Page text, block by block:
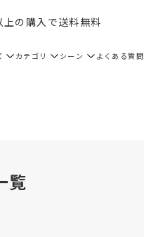
の購入で送料無料
カテゴリ シーン よくある質問
覧